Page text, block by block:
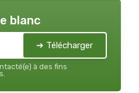
blanc
➔ Télécharger
à des fins